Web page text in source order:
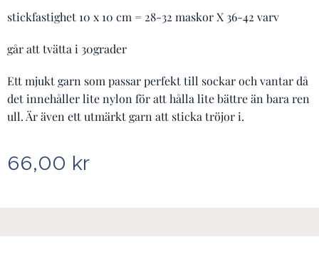
stickfastighet 10 x 10 cm = 28-32 maskor X 36-42 varv
går att tvätta i 30grader
Ett mjukt garn som passar perfekt till sockar och vantar då
det innehåller lite nylon för att hålla lite bättre än bara ren
ull. Är även ett utmärkt garn att sticka tröjor i.
66,00 kr